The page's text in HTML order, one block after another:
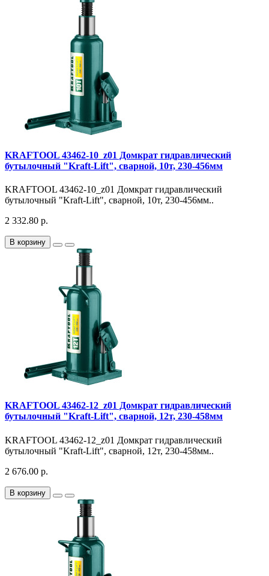
KRAFTOOL 43462-10_z01 Домкрат гидравлический
бутылочный "Kraft-Lift", сварной, 10т, 230-456мм
KRAFTOOL 43462-10_z01 Домкрат гидравлический
бутылочный "Kraft-Lift", сварной, 10т, 230-456мм..
2 332.80 р.
В корзину
KRAFTOOL 43462-12_z01 Домкрат гидравлический
бутылочный "Kraft-Lift", сварной, 12т, 230-458мм
KRAFTOOL 43462-12_z01 Домкрат гидравлический
бутылочный "Kraft-Lift", сварной, 12т, 230-458мм..
2 676.00 р.
В корзину